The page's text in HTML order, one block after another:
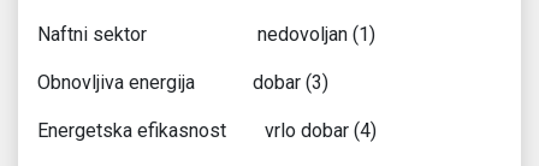
Naftni sektor nedovoljan (1)
Obnovljiva energija dobar (3)
Energetska efikasnost vrlo dobar (4)